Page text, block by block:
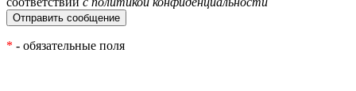
* - обязательные поля